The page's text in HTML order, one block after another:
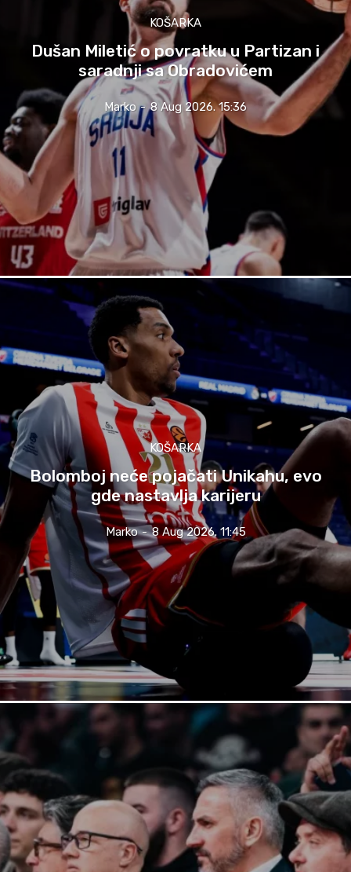
KOŠARKA
Dušan Miletić o povratku u Partizan i
saradnji sa Obradovićem
Marko - 8 Aug 2026. 15:36
KOŠARKA
Bolomboj neće pojačati Unikahu, evo
gde nastavlja karijeru
Marko - 8 Aug 2026. 11:45